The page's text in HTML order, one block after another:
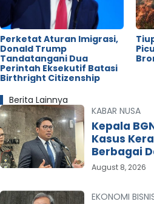
Perketat Aturan Imigrasi,
Donald Trump
Tandatangani Dua
Perintah Eksekutif Batasi
Birthright Citizenship
Berita Lainnya
KABAR NUSA
Kepala
Kasus
Berbagai
August 8, 2026
EKONOMI